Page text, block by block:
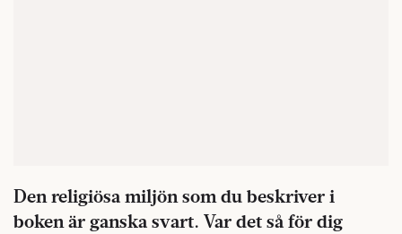
Den religiösa miljön som du beskriver i
boken är ganska svart. Var det så för dig